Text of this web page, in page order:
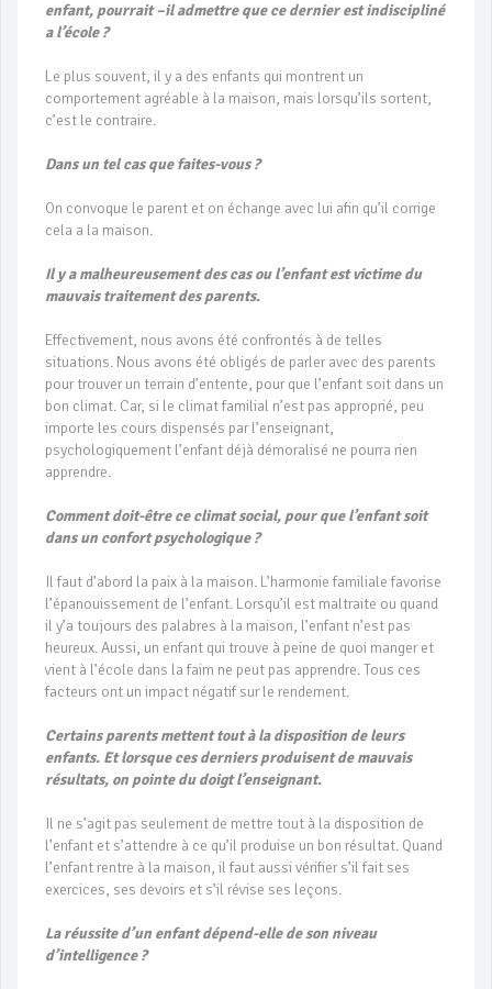
enfant, pourrait –il admettre que ce dernier est indiscipliné
a l’école ?
Le plus souvent, il y a des enfants qui montrent un
comportement agréable à la maison, mais lorsqu’ils sortent,
c’est le contraire.
Dans un tel cas que faites-vous ?
On convoque le parent et on échange avec lui afin qu’il corrige
cela a la maison.
Il y a malheureusement des cas ou l’enfant est victime du
mauvais traitement des parents.
Effectivement, nous avons été confrontés à de telles
situations. Nous avons été obligés de parler avec des parents
pour trouver un terrain d’entente, pour que l’enfant soit dans un
bon climat. Car, si le climat familial n’est pas approprié, peu
importe les cours dispensés par l’enseignant,
psychologiquement l’enfant déjà démoralisé ne pourra rien
apprendre.
Comment doit-être ce climat social, pour que l’enfant soit
dans un confort psychologique ?
Il faut d’abord la paix à la maison. L’harmonie familiale favorise
l’épanouissement de l’enfant. Lorsqu’il est maltraite ou quand
il y’a toujours des palabres à la maison, l’enfant n’est pas
heureux. Aussi, un enfant qui trouve à peine de quoi manger et
vient à l’école dans la faim ne peut pas apprendre. Tous ces
facteurs ont un impact négatif sur le rendement.
Certains parents mettent tout à la disposition de leurs
enfants. Et lorsque ces derniers produisent de mauvais
résultats, on pointe du doigt l’enseignant.
Il ne s’agit pas seulement de mettre tout à la disposition de
l’enfant et s’attendre à ce qu’il produise un bon résultat. Quand
l’enfant rentre à la maison, il faut aussi vérifier s’il fait ses
exercices, ses devoirs et s’il révise ses leçons.
La réussite d’un enfant dépend-elle de son niveau
d’intelligence ?